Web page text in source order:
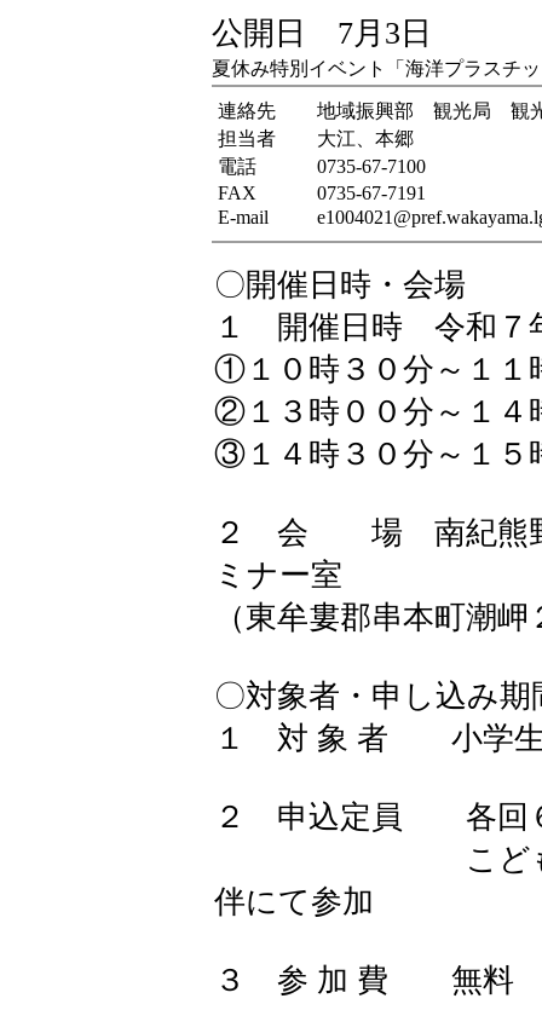
公開日 7月3日
夏休み特別イベント「海洋プラスチ
連絡先
地域振興部 観光局 観
担当者
大江、本郷
電話
0735-67-7100
FAX
0735-67-7191
E-mail
〇開催日時・会場
１ 開催日時 令和７
①１０時３０分～１１
②１３時００分～１４
③１４時３０分～１５
２ 会 場 南紀熊野
ミナー室
（東牟婁郡串本町潮
〇対象者・申し込み期
１ 対 象 者 小学生
２ 申込定員 各回６
こどもと保護
伴にて参加
３ 参 加 費 無料